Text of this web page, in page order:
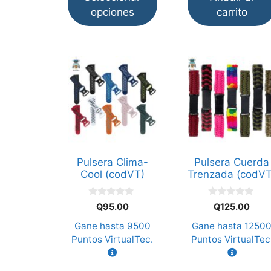
opciones
carrito
Pulsera Clima-
Cool (codVT)
5
Q95.00
Gane hasta 9500
Puntos VirtualTec.
Este
producto
tiene
múltiples
variantes.
Las
se
pueden
la
página
Pulsera Cuerda
Trenzada
5
Q125.00
Gane hasta 12500
Puntos
Este
producto
tiene
múltiples
variantes.
Las
se
pueden
la
página